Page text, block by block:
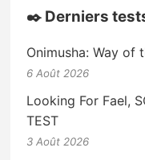
✒️ Derniers
Onimusha: Way of
6 Août 2026
Looking For Fael,
TEST
3 Août 2026